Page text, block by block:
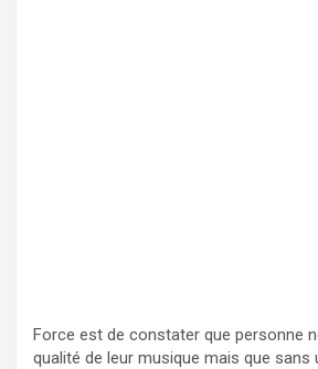
Force est de constater que personne
qualité de leur musique mais que sans